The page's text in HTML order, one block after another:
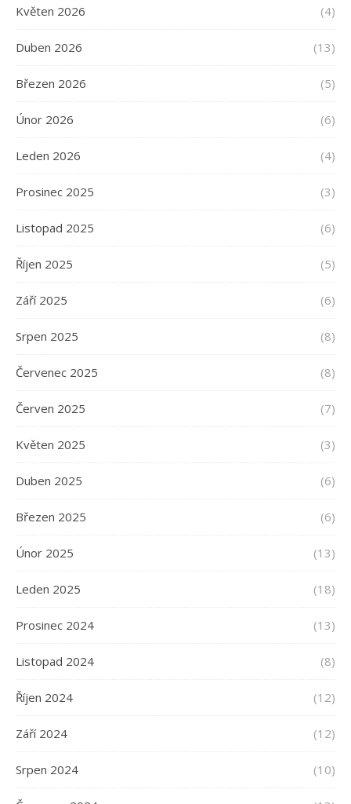
Květen 2026 (4)
Duben 2026 (13)
Březen 2026 (5)
Únor 2026 (6)
Leden 2026 (4)
Prosinec 2025 (3)
Listopad 2025 (6)
Říjen 2025 (5)
Září 2025 (6)
Srpen 2025 (8)
Červenec 2025 (8)
Červen 2025 (7)
Květen 2025 (3)
Duben 2025 (6)
Březen 2025 (6)
Únor 2025 (13)
Leden 2025 (18)
Prosinec 2024 (13)
Listopad 2024 (8)
Říjen 2024 (12)
Září 2024 (12)
Srpen 2024 (10)